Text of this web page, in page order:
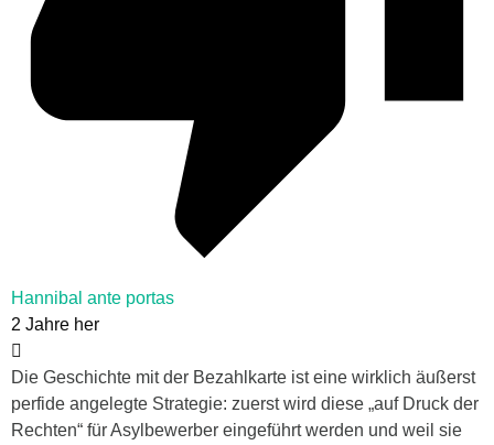
Hannibal ante portas
2 Jahre her
Die Geschichte mit der Bezahlkarte ist eine wirklich äußerst
perfide angelegte Strategie: zuerst wird diese „auf Druck der
Rechten“ für Asylbewerber eingeführt werden und weil sie